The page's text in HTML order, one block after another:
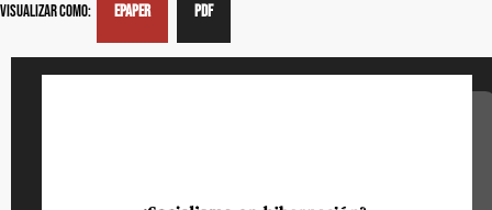
GALERÍA
ANÁLISIS ECONÓMICO
Visualizar como: EPAPER PDF